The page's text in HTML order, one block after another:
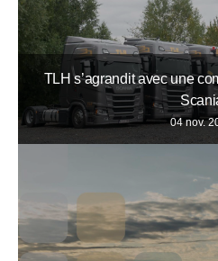
TLH s’agrandit avec une
04 nov.